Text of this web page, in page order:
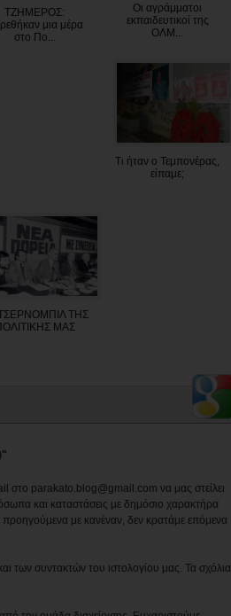
ΤΖΗΜΕΡΟΣ:
μια μέρα
στο Πο...
Οι αγράμματοι
εκπαιδευτικοί της
ΟΛΜ...
Τι ήταν ο Τεμπονέρας,
είπαμε;
ΤΗΣ
ΜΑΣ
στο parakato.blog@gmail.com να μας στείλει
και καταστάσεις με δημόσιο χαρακτήρα
με κανέναν, δεν κρατάμε επόμενα
των συντακτών του ιστολογίου μας. Τα σχόλια